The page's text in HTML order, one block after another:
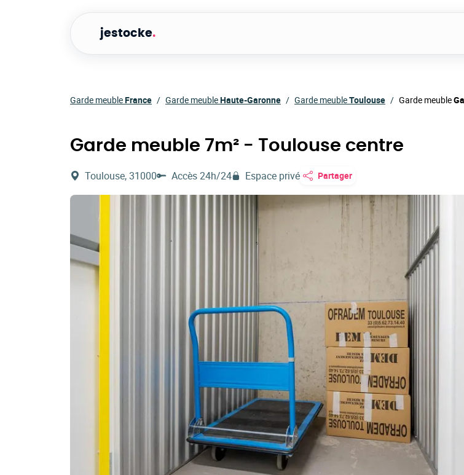
jestocke.
Garde meubleFrance Garde meubleHaute-Garonne Garde meubleToulouse Garde meuble
Garde meuble 7m² - Toulouse centre
Toulouse, 31000 Accès 24h/24 Espace privé Partager